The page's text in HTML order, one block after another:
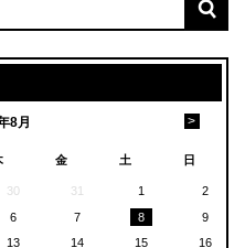
8月 >
金 土 日
30 31 1
2
6 7 8
9
13 14 15
16